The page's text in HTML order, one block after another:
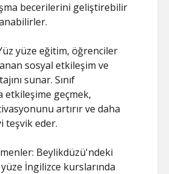
becerilerini geliştirebilir
yüze eğitim, öğrenciler
sosyal etkileşim ve
sunar. Sınıf
etkileşime geçmek,
artırır ve daha
teşvik eder.
Beylikdüzü'ndeki
İngilizce kurslarında